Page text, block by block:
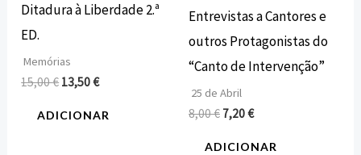
Ditadura à Liberdade 2.ª
ED.
Memórias
15,00€ 13,50€
ADICIONAR
Entrevistas a Cantores e
outros Protagonistas do
“Canto de Intervenção”
25 de Abril
8,00€ 7,20€
ADICIONAR